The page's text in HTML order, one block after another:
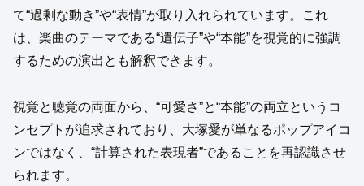
て“過剰な動き”や“表情”が取り入れられています。これ
は、楽曲のテーマである“遺伝子”や“本能”を視覚的に強調
するための演出とも解釈できます。
視覚と聴覚の両面から、“可愛さ”と“本能”の両立というコ
ンセプトが追求されており、大塚愛が単なるポップアイコ
ンではなく、“計算された表現者”であることを再認識させ
られます。